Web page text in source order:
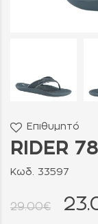
Επιθυμητό
RIDER
Κωδ. 33597
29.00€